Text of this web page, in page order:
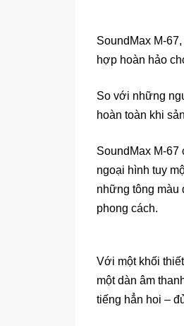
SoundMax M-
hợp hoàn hảo
So với những
hoàn toàn khi
SoundMax M-67
ngoại hình tuy
những tông màu
phong cách.
Với một khối
một dàn âm
tiếng hẳn hoi –